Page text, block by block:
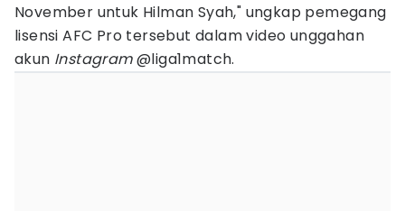
November untuk Hilman Syah," ungkap pemegang
lisensi AFC Pro tersebut dalam video unggahan
akun Instagram@liga1match.